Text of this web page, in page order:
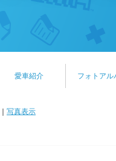
愛車紹介 フォトアル
写真表示